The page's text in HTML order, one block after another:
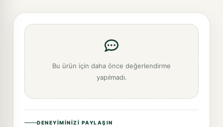
Bu ürün için daha önce değerlendirme
yapılmadı.
DENEYIMINIZI PAYLAŞIN